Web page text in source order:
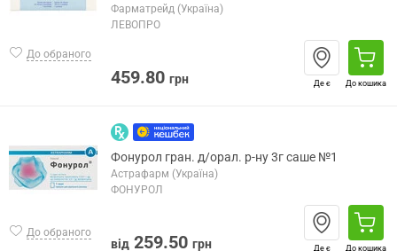
До обраного
Фарматрейд (Україна)
ЛЕВОПРО
459.80 грн Де є До кошика
До обраного
Фонурол гран. д/орал. р-ну 3г саше №1
Астрафарм (Україна)
ФОНУРОЛ
від 259.50 грн Де є До кошика